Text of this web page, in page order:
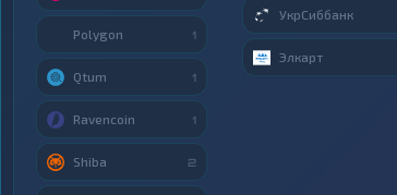
Polygon 1
Qtum 1
Ravencoin 1
Shiba 2
УкрСиббанк
Элкарт